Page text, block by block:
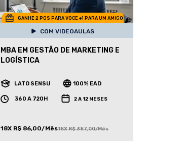
GANHE 2 POS PARA VOCE +1 PARA UM AMIGO
COM VIDEOAULAS
MBA EM GESTÃO DE MARKETING E
LOGÍSTICA
LATO SENSU 100% EAD
360 A 720H 2 A 12 MESES
18X R$ 86,00/Mês18X R$ 387,00/Mês